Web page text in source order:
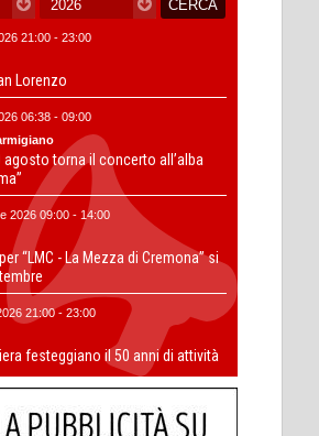
21:00 - 23:00
Lorenzo
06:38 - 09:00
agosto torna il concerto all’alba
2026 09:00 - 14:00
“LMC - La Mezza di Cremona” si
21:00 - 23:00
festeggiano il 50 anni di attività